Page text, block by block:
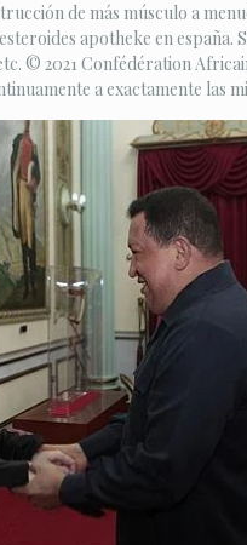
de más músculo a
apotheke en
© 2021 Confédération
a exactamente las